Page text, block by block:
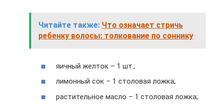
Читайте также: Что означает стричь
ребенку волосы: толкование по соннику
яичный желток – 1 шт.;
лимонный сок – 1 столовая ложка;
растительное масло – 1 столовая ложка;